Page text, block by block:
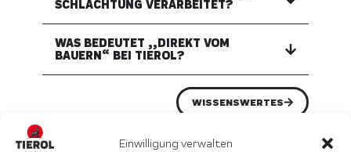
Einwilligung verwalten
SCHLACHTUNG VERARBEITET?
WAS BEDEUTET „„DIREKT VOM
BAUERN“ BEI TIEROL?
WISSENSWERTES